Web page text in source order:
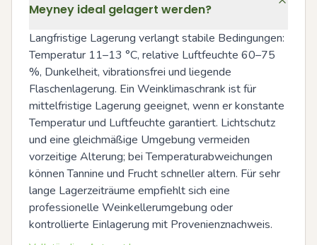
Meyney ideal gelagert werden?
Langfristige Lagerung verlangt stabile Bedingungen:
Temperatur 11–13 °C, relative Luftfeuchte 60–75
%, Dunkelheit, vibrationsfrei und liegende
Flaschenlagerung. Ein Weinklimaschrank ist für
mittelfristige Lagerung geeignet, wenn er konstante
Temperatur und Luftfeuchte garantiert. Lichtschutz
und eine gleichmäßige Umgebung vermeiden
vorzeitige Alterung; bei Temperaturabweichungen
können Tannine und Frucht schneller altern. Für sehr
lange Lagerzeiträume empfiehlt sich eine
professionelle Weinkellerumgebung oder
kontrollierte Einlagerung mit Provenienznachweis.